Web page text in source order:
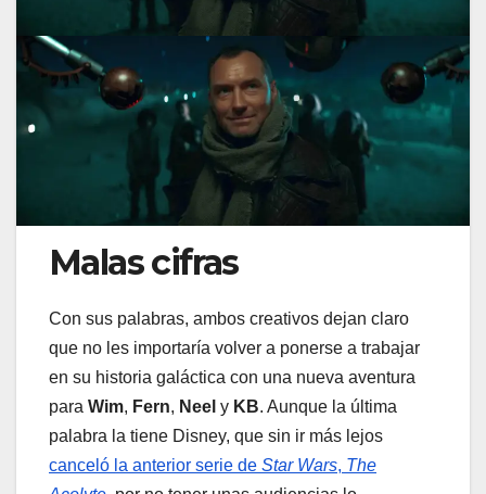
Malas cifras
Con sus palabras, ambos creativos dejan claro
que no les importaría volver a ponerse a trabajar
en su historia galáctica con una nueva aventura
para Wim, Fern, Neel y KB. Aunque la última
palabra la tiene Disney, que sin ir más lejos
canceló la anterior serie de Star Wars, The